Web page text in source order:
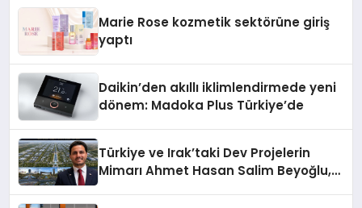
Marie Rose kozmetik sektörüne giriş
yaptı
Daikin’den akıllı iklimlendirmede yeni
dönem: Madoka Plus Türkiye’de
Türkiye ve Irak’taki Dev Projelerin
Mimarı Ahmet Hasan Salim Beyoğlu,